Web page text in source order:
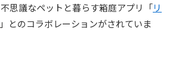
不思議なペットと暮らす箱庭アプリ「リ
」
とのコラボレーションがされていま